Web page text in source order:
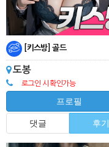
[키스방] 골드
도봉
로그인 시 확인가능
프로필
댓글 후기